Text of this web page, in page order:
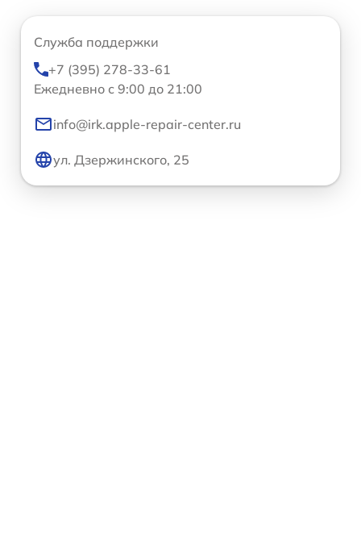
Служба поддержки
+7 (395) 278-33-61
Ежедневно с 9:00 до 21:00
info@irk.apple-repair-center.ru
ул. Дзержинского, 25